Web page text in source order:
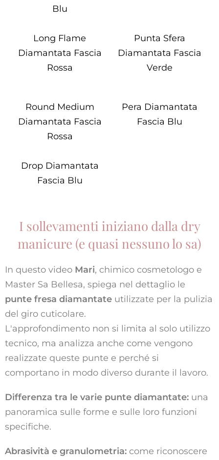
Blu
Long Flame
Diamantata Fascia
Rossa
Punta Sfera
Diamantata Fascia
Verde
Round Medium
Diamantata Fascia
Rossa
Pera Diamantata
Fascia Blu
Drop Diamantata
Fascia Blu
I sollevamenti iniziano dalla dry
manicure (e quasi nessuno lo sa)
In questo video Mari, chimico cosmetologo e
Master Sa Bellesa, spiega nel dettaglio le
punte fresa diamantate utilizzate per la pulizia
del giro cuticolare.
L'approfondimento non si limita al solo utilizzo
tecnico, ma analizza anche come vengono
realizzate queste punte e perché si
comportano in modo diverso durante il lavoro.
Differenza tra le varie punte diamantate: una
panoramica sulle forme e sulle loro funzioni
specifiche.
Abrasività e granulometria: come riconoscere